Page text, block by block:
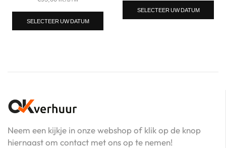
SELECTEER UW DATUM
SELECTEER UW DATUM
Neem een kijkje in onze webshop of klik op de knop
hiernaast om contact met ons op te nemen!